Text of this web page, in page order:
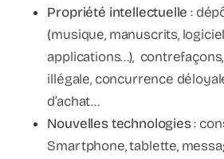
Propriété intellectuelle :
(musique, manuscrits,
applications…),
illégale, concurrence
d’achat…
Nouvelles technologies:
Smartphone, tablette,